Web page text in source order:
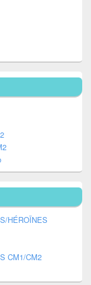
HÉROÏNES
CM1/CM2